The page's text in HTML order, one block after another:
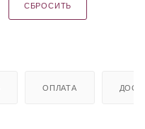
СБРОСИТЬ
ОПЛАТА